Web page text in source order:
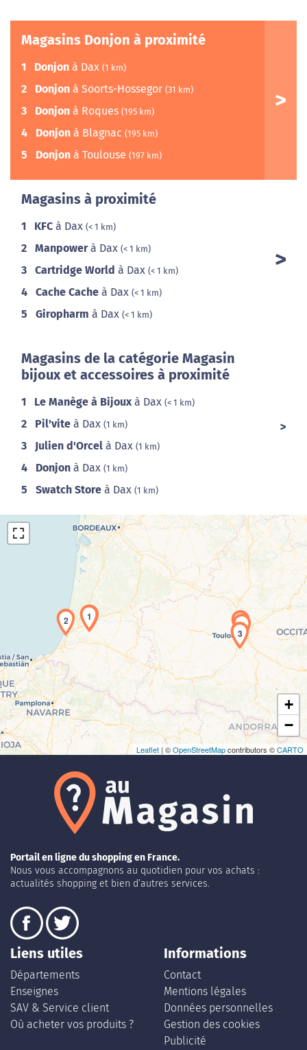
Magasins Donjon à proximité
1 Donjon à Dax (1 km)
2 Donjon à Soorts-Hossegor (31 km)
3 Donjon à Roques (195 km)
4 Donjon à Blagnac (195 km)
5 Donjon à Toulouse (197 km)
Magasins à proximité
1 KFC à Dax (< 1 km)
2 Manpowerà Dax (< 1 km)
3 Cartridge World à Dax (< 1 km)
4 Cache Cache à Dax (< 1 km)
5 Giropharm à Dax (< 1 km)
Magasins de la catégorie Magasin
bijoux et accessoires à proximité
1 Le Manège à Bijoux à Dax (< 1 km)
2 Pil'vite à Dax (1 km)
3 Julien d'Orcel à Dax (1 km)
4 Donjon à Dax (1 km)
5 Swatch Store à Dax (1 km)
Chargement de la carte en cours...
1
2
3
45
+
−
Leaflet | ©OpenStreetMapcontributors ©CARTO
Portail en ligne du shopping en France.
Nous vous accompagnons au quotidien pour vos achats :
actualités shopping et bien d’autres services.
Liens utiles
Départements
Enseignes
SAV & Service client
Où acheter vos produits ?
Informations
Contact
Mentions légales
Données personnelles
Gestion des cookies
Publicité